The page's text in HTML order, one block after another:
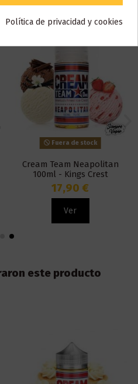
Fuera de stock
Cream Team Neapolitan
100ml - Kings Crest
17,90 €
Ver
este producto
Política de privacidad y cookies